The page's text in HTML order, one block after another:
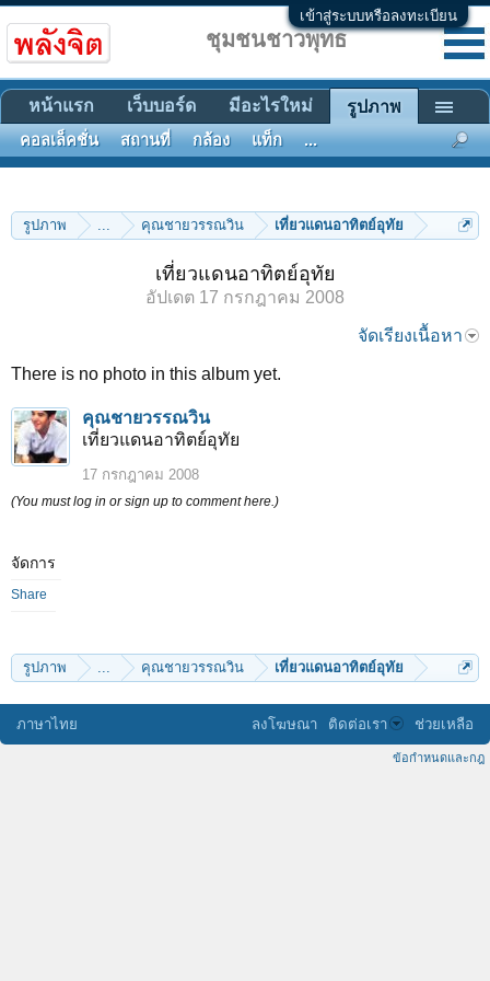
เข้าสู่ระบบหรือลงทะเบียน
รูปภาพ ... คุณชายวรรณวิน เที่ยวแดนอาทิตย์อุทัย
เที่ยวแดนอาทิตย์อุทัย
อัปเดต 17 กรกฎาคม 2008
จัดเรียงเนื้อหา
There is no photo in this album yet.
คุณชายวรรณวิน
เที่ยวแดนอาทิตย์อุทัย
17 กรกฎาคม 2008
(You must log in or sign up to comment here.)
จัดการ
Share
รูปภาพ ... คุณชายวรรณวิน เที่ยวแดนอาทิตย์อุทัย
ชุมชนชาวพุทธ
หน้าแรก เว็บบอร์ด มีอะไรใหม่ รูปภาพ
คอลเล็คชั่น สถานที่ กล้อง แท็ก ...
ภาษาไทย ลงโฆษณา ติดต่อเรา ช่วยเหลือ
ข้อกำหนดและกฎ